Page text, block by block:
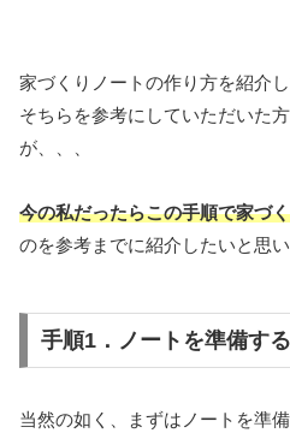
家づくりノートの作り方を紹介
そちらを参考にしていただいた
が、、、
今の私だったらこの手順で家づ
のを参考までに紹介したいと思い
手順1．ノートを準備する
当然の如く、まずはノートを準備